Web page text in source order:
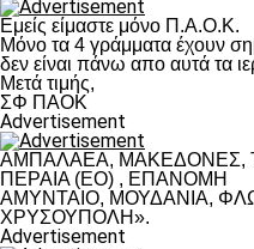
Εμείς είμαστε μόνο Π.Α.Ο.Κ.
Μόνο τα 4 γράμματα έχουν
δεν είναι πάνω απο αυτά τα
Μετά τιμής,
ΣΦ ΠΑΟΚ
Advertisement
ΑΜΠΑΛΑΕΑ, ΜΑΚΕΔΟΝΕΣ,
ΠΕΡΑΙΑ (ΕΟ) , ΕΠΑΝΟΜΗ
ΑΜΥΝΤΑΙΟ, ΜΟΥΔΑΝΙΑ,
ΧΡΥΣΟΥΠΟΛΗ».
Advertisement